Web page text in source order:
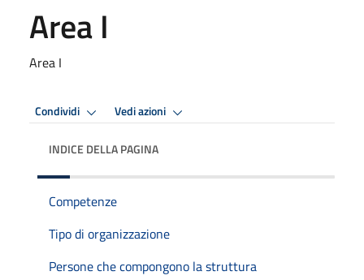
Area I
Area I
Condividi Vedi azioni
INDICE DELLA PAGINA
Competenze
Tipo di organizzazione
Persone che compongono la struttura